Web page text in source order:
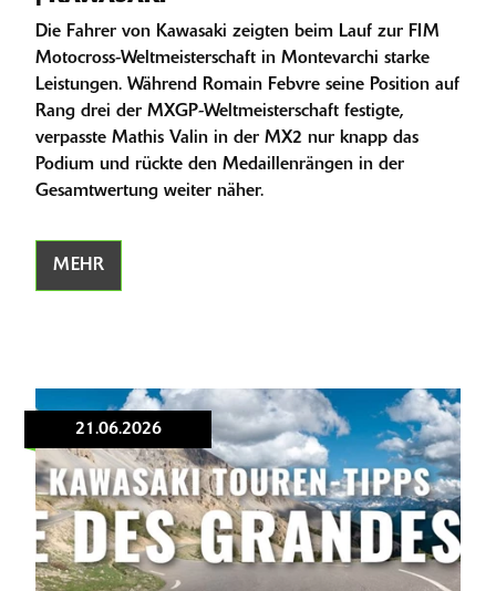
Die Fahrer von Kawasaki zeigten beim Lauf zur FIM
Motocross-Weltmeisterschaft in Montevarchi starke
Leistungen. Während Romain Febvre seine Position auf
Rang drei der MXGP-Weltmeisterschaft festigte,
verpasste Mathis Valin in der MX2 nur knapp das
Podium und rückte den Medaillenrängen in der
Gesamtwertung weiter näher.
MEHR
21.06.2026